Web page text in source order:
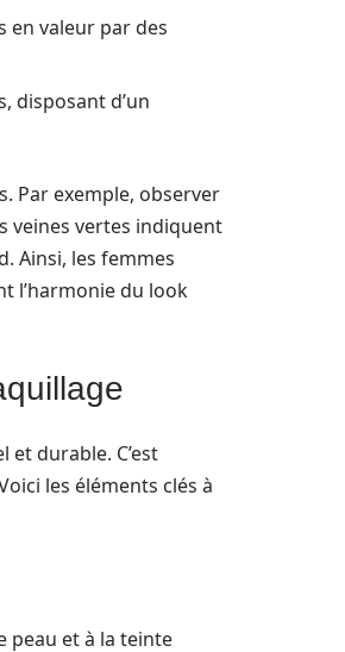
en valeur par des
disposant d’un
Par exemple, observer
veines vertes indiquent
Ainsi, les femmes
l’harmonie du look
durable. C’est
les éléments clés à
peau et à la teinte